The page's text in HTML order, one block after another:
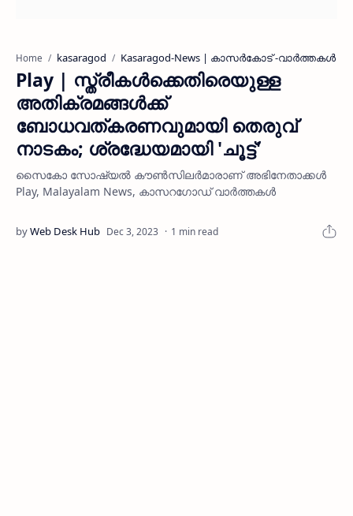
Home kasaragod Kasaragod-News | കാസർകോട് -വാർത്തകൾ
Play | സ്ത്രീകൾക്കെതിരെയുള്ള
അതിക്രമങ്ങൾക്ക്
ബോധവത്‌കരണവുമായി തെരുവ്
നാടകം; ശ്രദ്ധേയമായി 'ചൂട്ട്'
സൈകോ സോഷ്യൽ കൗൺസിലർമാരാണ് അഭിനേതാക്കൾ
Play, Malayalam News, കാസറഗോഡ് വാര്‍ത്തകള്‍
1 min read